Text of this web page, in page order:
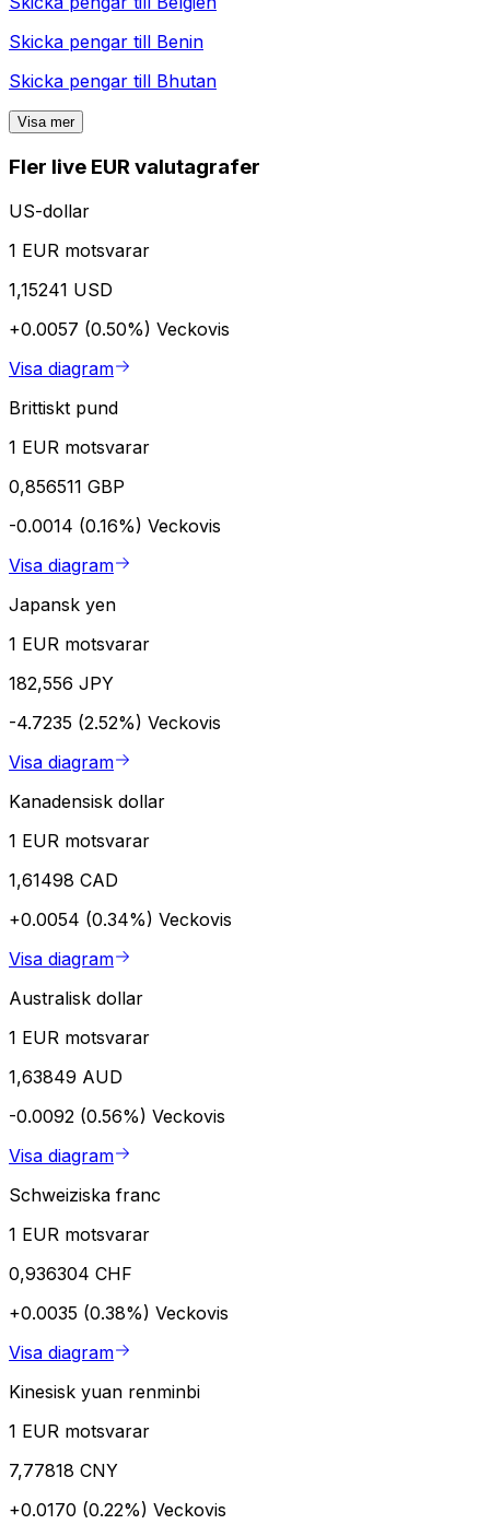
Skicka pengar till Benin
Skicka pengar till Bhutan
Visa mer
Fler live EUR valutagrafer
US-dollar
1 EUR motsvarar
1,15241 USD
+0.0057 (0.50%) Veckovis
Visa diagram
Brittiskt pund
1 EUR motsvarar
0,856511 GBP
-0.0014 (0.16%) Veckovis
Visa diagram
Japansk yen
1 EUR motsvarar
182,556 JPY
-4.7235 (2.52%) Veckovis
Visa diagram
Kanadensisk dollar
1 EUR motsvarar
1,61498 CAD
+0.0054 (0.34%) Veckovis
Visa diagram
Australisk dollar
1 EUR motsvarar
1,63849 AUD
-0.0092 (0.56%) Veckovis
Visa diagram
Schweiziska franc
1 EUR motsvarar
0,936304 CHF
+0.0035 (0.38%) Veckovis
Visa diagram
Kinesisk yuan renminbi
1 EUR motsvarar
7,77818 CNY
+0.0170 (0.22%) Veckovis